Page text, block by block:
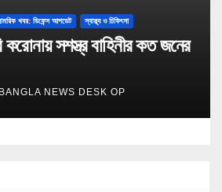
খবর: ডিফেন্স আপডেট স্বাস্থ্য ও চিকিৎসা
করোনায় সশস্ত্র বাহিনীর কত জনের
BANGLA NEWS DESK OP